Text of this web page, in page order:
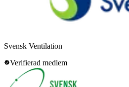
Svensk Ventilation
Verifierad medlem